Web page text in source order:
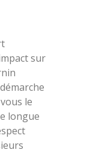
sur
le
longue